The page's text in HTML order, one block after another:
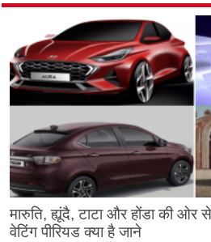
मारुति, ह्यूंदै, टाटा और होंडा की ओर
वेटिंग पीरियड क्या है जाने